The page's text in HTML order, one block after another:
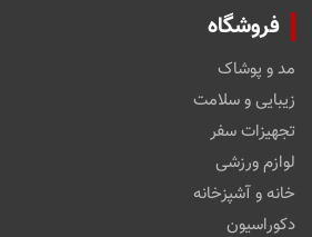
فروشگاه
مد و پوشاک
زیبایی و سلامت
تجهیزات سفر
لوازم ورزشی
خانه و آشپزخانه
دکوراسیون